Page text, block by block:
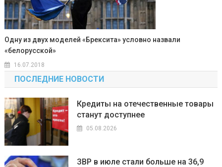
Одну из двух моделей «Брексита» условно назвали
«белорусской»
16.07.2018
ПОСЛЕДНИЕ НОВОСТИ
Кредиты на отечественные товары
станут доступнее
05.08.2026
ЗВР в июле стали больше на 36,9